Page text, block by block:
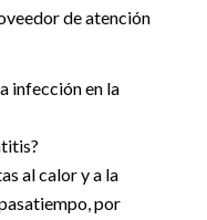
de atención
infección en la
al calor y a la
por